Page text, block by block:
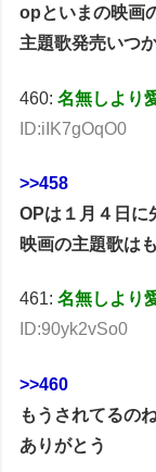
opといまの映画
主題歌発売いつ
460:名無しより
ID:iIK7gOqO0
>>458
OPは１月４日に
映画の主題歌は
461:名無しより
ID:90yk2vSo0
>>460
もうされてるの
ありがとう